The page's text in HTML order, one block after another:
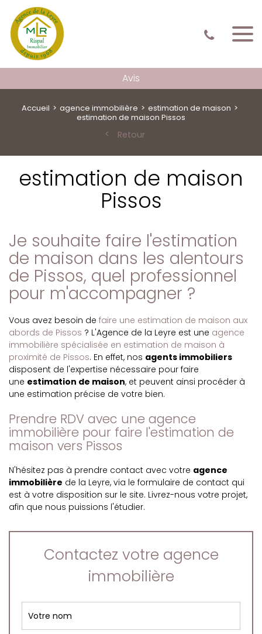
Avis
Accueil agence immobilière
estimation de maison
estimation de maison Pissos
Retour
estimation de maison
Pissos
Je souhaite faire l'estimation
de maison dans les alentours
de Pissos, quel professionnel
pour m'accompagner ?
Vous avez besoin de faire une estimation de maison aux
abords de Pissos ? L'Agence de la Leyre est une agence
immobilière spécialisée en estimation de maison à
proximité de Pissos. En effet, nos agents immobiliers
disposent de l'expertise nécessaire pour faire
une estimation de maison, et peuvent ainsi procéder à
une estimation précise de votre bien.
Prendre RDV avec une agence
immobilière pour faire l'estimation de
maison vers Pissos
N'hésitez pas à prendre contact avec votre agence
immobilière de la Leyre, via le formulaire de contact qui
est à votre disposition sur le site. Livrez-nous votre projet,
afin que nous puissions l'étudier.
Contactez votre agence
immobilière